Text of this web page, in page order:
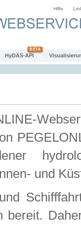
Hilfe
HyDAS-API
und
bereit.